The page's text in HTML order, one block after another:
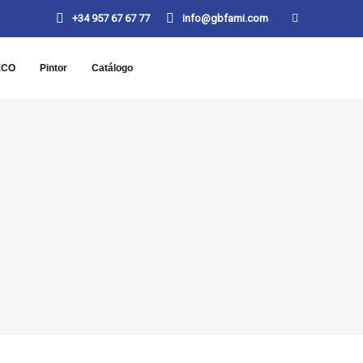
+34 957 67 67 77 info@gbfami.com
Pintor Catálogo